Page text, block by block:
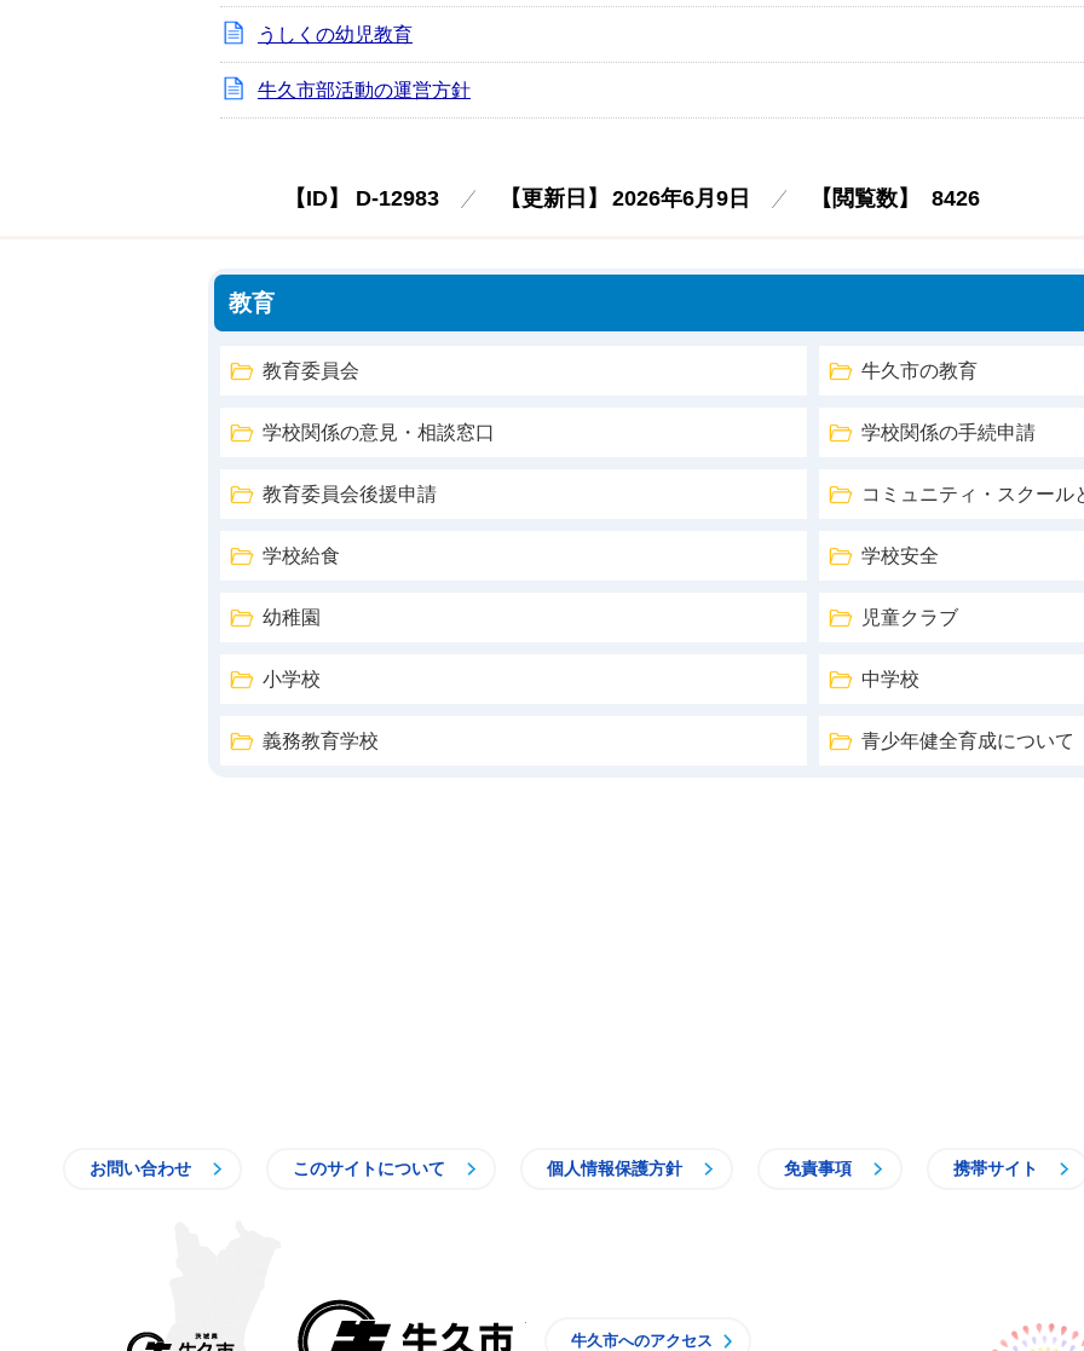
うしくの幼児教育
牛久市部活動の運営方針
【ID】 D-12983 【更新日】 2026年6月9日 【閲覧数】 8426
教育
教育委員会 牛久市の教育
学校関係の意見・相談窓口 学校関係の手続申請
教育委員会後援申請 コミュニティ・スクール
学校給食 学校安全
幼稚園 児童クラブ
小学校 中学校
義務教育学校 青少年健全育成について
お問い合わせ このサイトについて 個人情報保護方針 免責事項 携帯サイト
牛久市へのアクセス